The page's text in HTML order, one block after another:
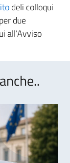
deli colloqui
due
all’Avviso